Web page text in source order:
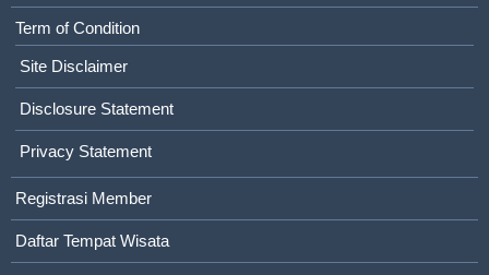
Term of Condition
Site Disclaimer
Disclosure Statement
Privacy Statement
Registrasi Member
Daftar Tempat Wisata